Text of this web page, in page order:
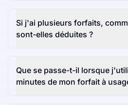
Si j'ai plusieurs forfaits,
sont-elles déduites ?
Que se passe-t-il lorsque
minutes de mon forfait à